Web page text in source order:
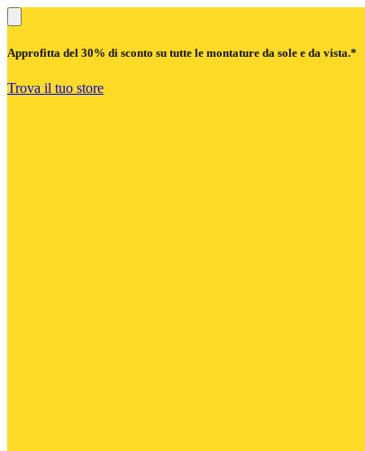
Approfitta del 30% di sconto su tutte le montature da sole e da vista.*
Trova il tuo store